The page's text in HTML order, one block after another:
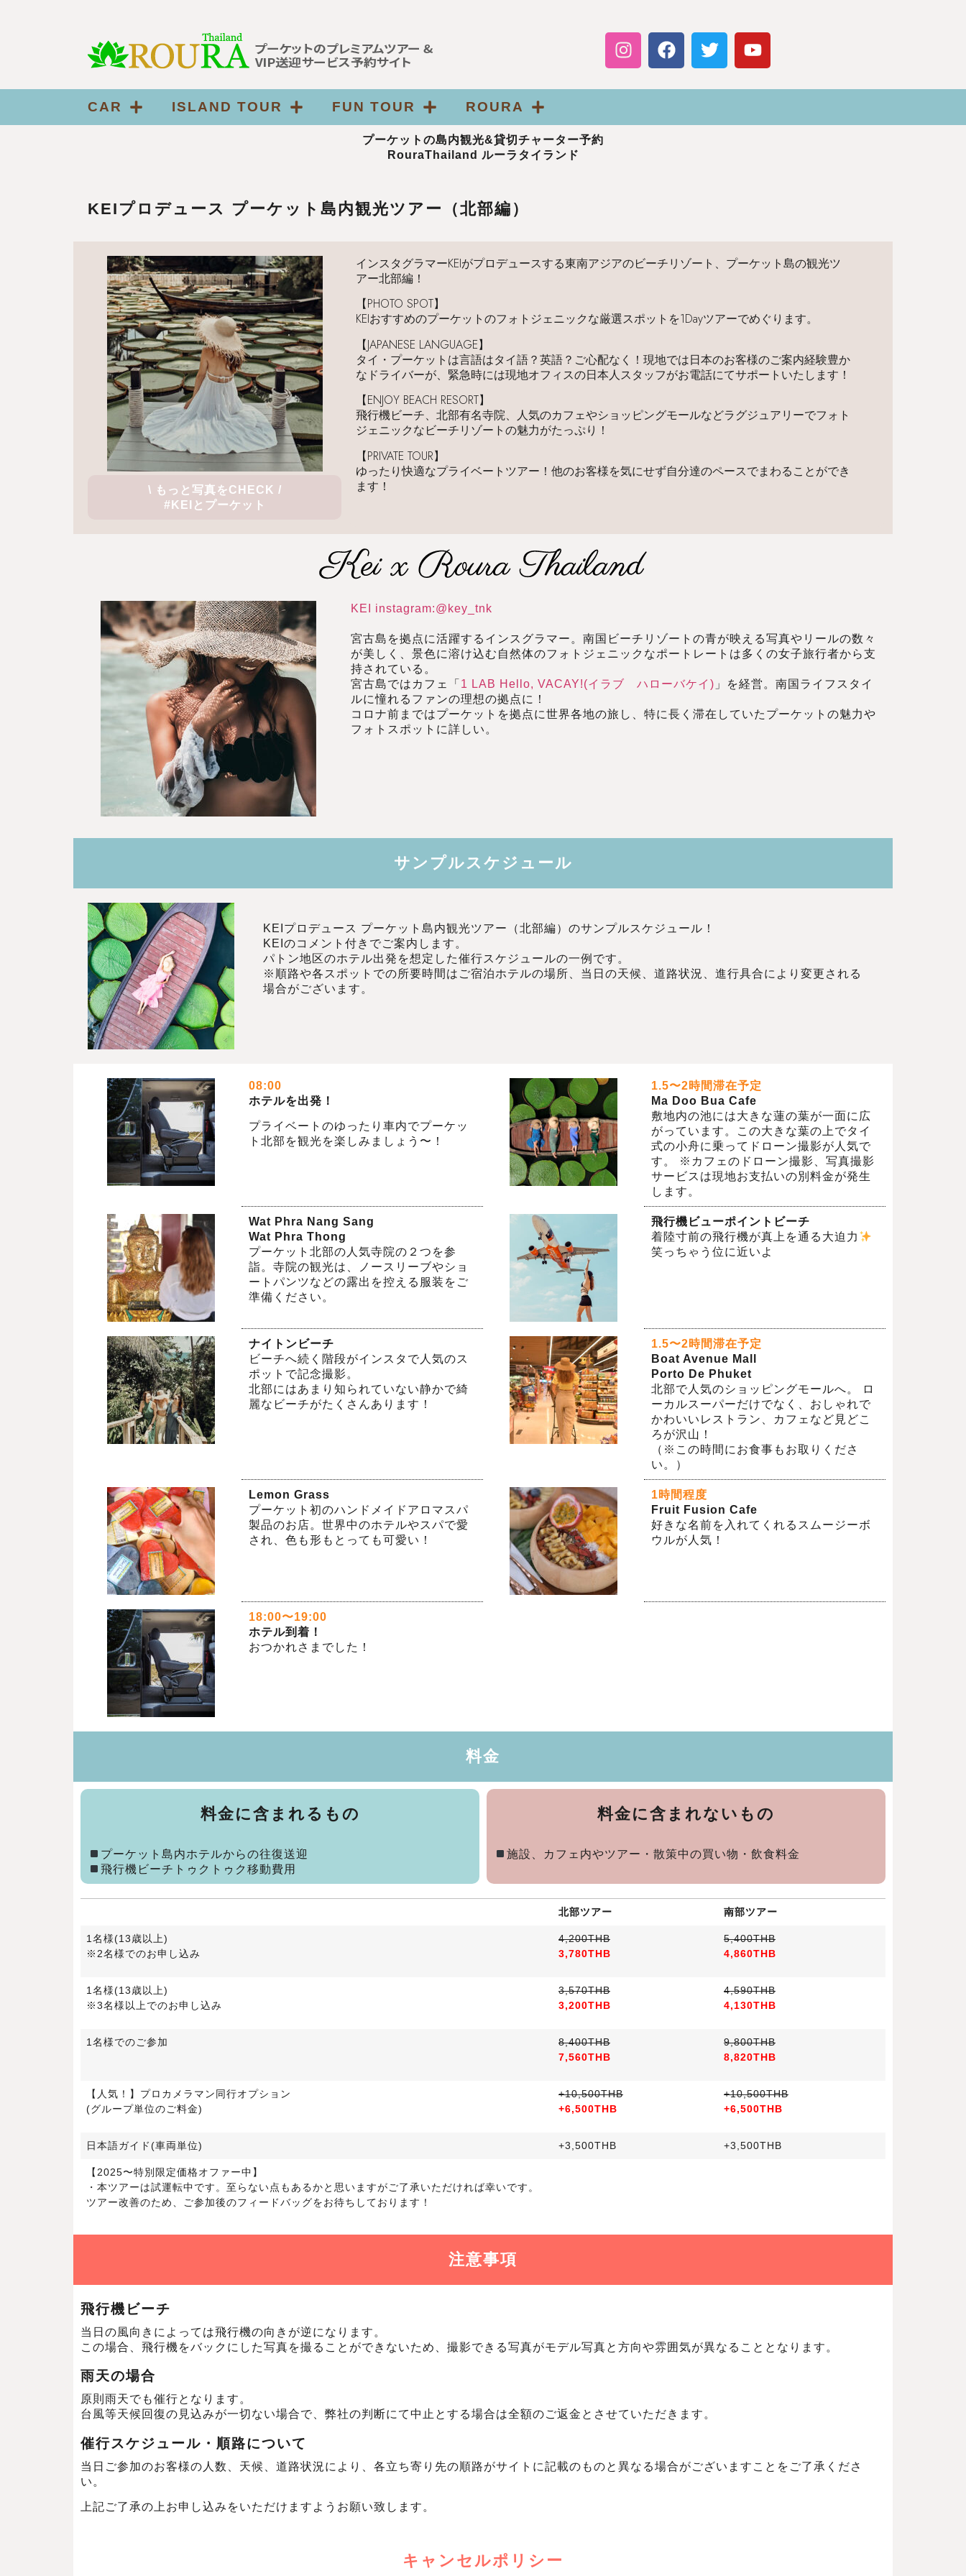
CAR ISLAND TOUR FUN TOUR ROURA
プーケットの島内観光&貸切チャーター予約
RouraThailand ルーラタイランド
KEIプロデュース プーケット島内観光ツアー（北部編）
\ もっと写真をCHECK /
#KEIとプーケット
インスタグラマーKEIがプロデュースする東南アジアのビーチリゾート、プーケット島の観光ツ
アー北部編！
【PHOTO SPOT】
KEIおすすめのプーケットのフォトジェニックな厳選スポットを1Dayツアーでめぐります。
【JAPANESE LANGUAGE】
タイ・プーケットは言語はタイ語？英語？ご心配なく！現地では日本のお客様のご案内経験豊か
なドライバーが、緊急時には現地オフィスの日本人スタッフがお電話にてサポートいたします！
【ENJOY BEACH RESORT】
飛行機ビーチ、北部有名寺院、人気のカフェやショッピングモールなどラグジュアリーでフォト
ジェニックなビーチリゾートの魅力がたっぷり！
【PRIVATE TOUR】
ゆったり快適なプライベートツアー！他のお客様を気にせず自分達のペースでまわることができ
ます！
KEI instagram:@key_tnk
宮古島を拠点に活躍するインスグラマー。南国ビーチリゾートの青が映える写真やリールの数々
が美しく、景色に溶け込む自然体のフォトジェニックなポートレートは多くの女子旅行者から支
持されている。
宮古島ではカフェ「 1 LAB Hello, VACAY!(イラブ ハローバケイ) 」を経営。南国ライフスタイ
ルに憧れるファンの理想の拠点に！
コロナ前まではプーケットを拠点に世界各地の旅し、特に長く滞在していたプーケットの魅力や
フォトスポットに詳しい。
サンプルスケジュール
KEIプロデュース プーケット島内観光ツアー（北部編）のサンプルスケジュール！
KEIのコメント付きでご案内します。
パトン地区のホテル出発を想定した催行スケジュールの一例です。
※順路や各スポットでの所要時間はご宿泊ホテルの場所、当日の天候、道路状況、進行具合により変更される
場合がございます。
08:00
ホテルを出発！
プライベートのゆったり車内でプーケッ
ト北部を観光を楽しみましょう〜！
1.5〜2時間滞在予定
Ma Doo Bua Cafe
敷地内の池には大きな蓮の葉が一面に広
がっています。この大きな葉の上でタイ
式の小舟に乗ってドローン撮影が人気で
す。 ※カフェのドローン撮影、写真撮影
サービスは現地お支払いの別料金が発生
します。
Wat Phra Nang Sang
Wat Phra Thong
プーケット北部の人気寺院の２つを参
詣。寺院の観光は、ノースリーブやショ
ートパンツなどの露出を控える服装をご
準備ください。
飛行機ビューポイントビーチ
着陸寸前の飛行機が真上を通る大迫力
笑っちゃう位に近いよ
ナイトンビーチ
ビーチへ続く階段がインスタで人気のス
ポットで記念撮影。
北部にはあまり知られていない静かで綺
麗なビーチがたくさんあります！
1.5〜2時間滞在予定
Boat Avenue Mall
Porto De Phuket
北部で人気のショッピングモールへ。 ロ
ーカルスーパーだけでなく、おしゃれで
かわいいレストラン、カフェなど見どこ
ろが沢山！
（※この時間にお食事もお取りくださ
い。）
Lemon Grass
プーケット初のハンドメイドアロマスパ
製品のお店。世界中のホテルやスパで愛
され、色も形もとっても可愛い！
1時間程度
Fruit Fusion Cafe
好きな名前を入れてくれるスムージーボ
ウルが人気！
18:00〜19:00
ホテル到着！
おつかれさまでした！
料金
料金に含まれるもの
プーケット島内ホテルからの往復送迎
飛行機ビーチトゥクトゥク移動費用
料金に含まれないもの
施設、カフェ内やツアー・散策中の買い物・飲食料金
北部ツアー 南部ツアー
1名様(13歳以上)
※2名様でのお申し込み
4,200THB
3,780THB
5,400THB
4,860THB
1名様(13歳以上)
※3名様以上でのお申し込み
3,570THB
3,200THB
4,590THB
4,130THB
1名様でのご参加
8,400THB
7,560THB
9,800THB
8,820THB
【人気！】プロカメラマン同行オプション
(グループ単位のご料金)
+10,500THB
+6,500THB
+10,500THB
+6,500THB
日本語ガイド(車両単位) +3,500THB +3,500THB
【2025〜特別限定価格オファー中】
・本ツアーは試運転中です。至らない点もあるかと思いますがご了承いただければ幸いです。
ツアー改善のため、ご参加後のフィードバッグをお待ちしております！
注意事項
飛行機ビーチ
当日の風向きによっては飛行機の向きが逆になります。
この場合、飛行機をバックにした写真を撮ることができないため、撮影できる写真がモデル写真と方向や雰囲気が異なることとなります。
雨天の場合
原則雨天でも催行となります。
台風等天候回復の見込みが一切ない場合で、弊社の判断にて中止とする場合は全額のご返金とさせていただきます。
催行スケジュール・順路について
当日ご参加のお客様の人数、天候、道路状況により、各立ち寄り先の順路がサイトに記載のものと異なる場合がございますことをご了承くださ
い。
上記ご了承の上お申し込みをいただけますようお願い致します。
キャンセルポリシー